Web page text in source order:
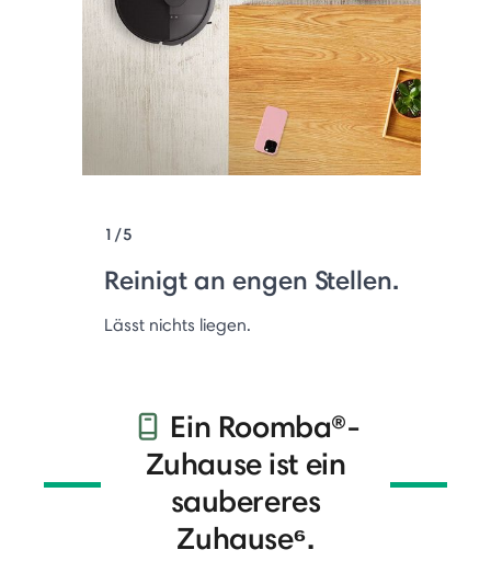
1/5
Reinigt an engen Stellen.
Lässt nichts liegen.
Ein Roomba®-
Zuhause ist ein
saubereres
Zuhause⁶.